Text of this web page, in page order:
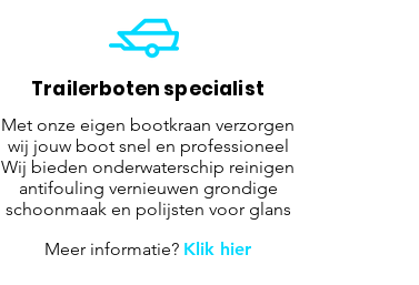
Trailerboten specialist
Met onze eigen bootkraan verzorgen
wij jouw boot snel en professioneel
Wij bieden onderwaterschip reinigen
antifouling vernieuwen grondige
schoonmaak en polijsten voor glans
Meer informatie? Klik hier